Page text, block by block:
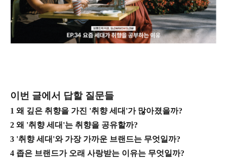
이번 글에서 답할 질문들
1 왜 깊은 취향을 가진 '취향 세대'가 많아졌을까?
2 왜 '취향 세대'는 취향을 공유할까?
3 '취향 세대'와 가장 가까운 브랜드는 무엇일까?
4 좁은 브랜드가 오래 사랑받는 이유는 무엇일까?